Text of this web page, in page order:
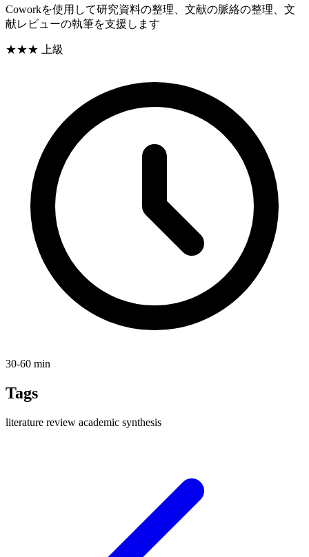
Coworkを使用して研究資料の整理、文献の脈絡の整理、文
献レビューの執筆を支援します
★★★ 上級
30-60 min
Tags
literature review academic synthesis